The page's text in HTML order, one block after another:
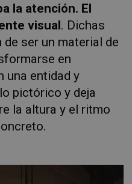
la atención. El
visual. Dichas
ser un material de
en
una entidad y
pictórico y deja
la altura y el ritmo